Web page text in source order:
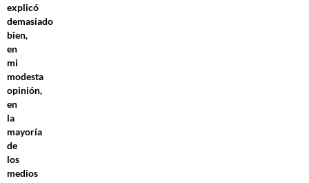
explicó
demasiado
bien,
en
mi
modesta
opinión,
en
la
mayoría
de
los
medios